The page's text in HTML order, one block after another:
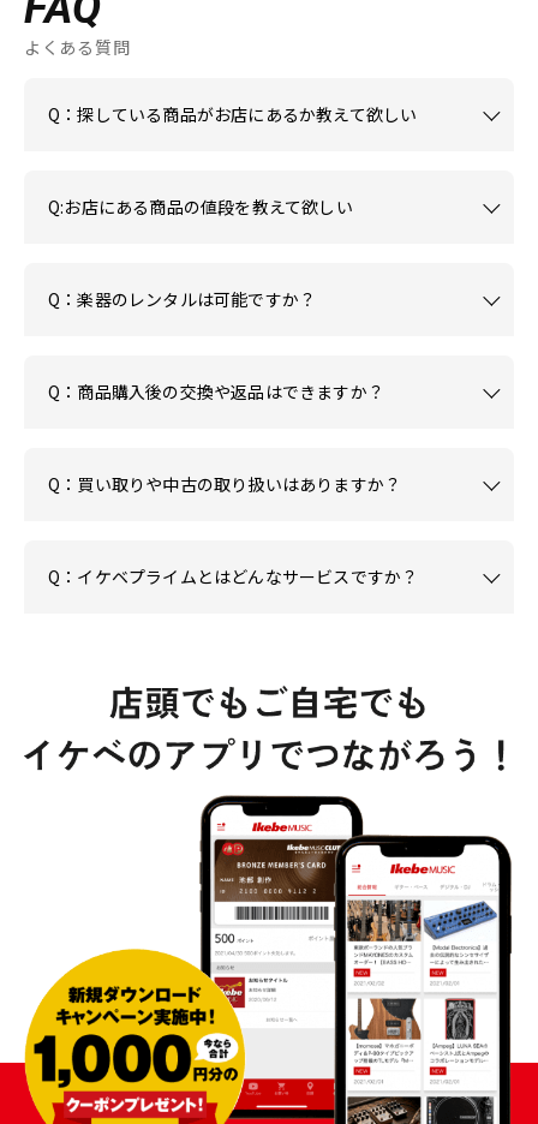
よくある質問
Q：探している商品がお店にあるか教えて欲しい
Q:お店にある商品の値段を教えて欲しい
Q：楽器のレンタルは可能ですか？
Q：商品購入後の交換や返品はできますか？
Q：買い取りや中古の取り扱いはありますか？
Q：イケベプライムとはどんなサービスですか？